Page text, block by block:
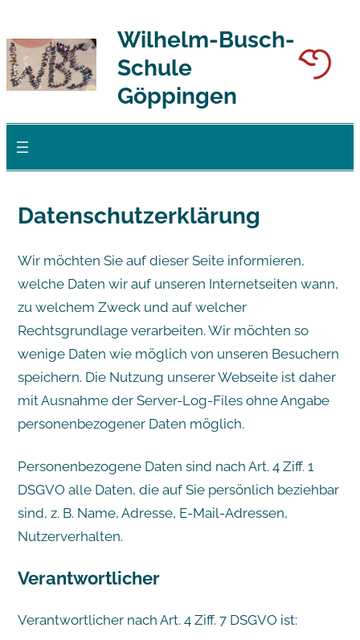
Inhalt
springen
Wilhelm-Busch-
Schule
Göppingen
Datenschutzerklärung
Wir möchten Sie auf dieser Seite informieren,
welche Daten wir auf unseren Internetseiten wann,
zu welchem Zweck und auf welcher
Rechtsgrundlage verarbeiten. Wir möchten so
wenige Daten wie möglich von unseren Besuchern
speichern. Die Nutzung unserer Webseite ist daher
mit Ausnahme der Server-Log-Files ohne Angabe
personenbezogener Daten möglich.
Personenbezogene Daten sind nach Art. 4 Ziff. 1
DSGVO alle Daten, die auf Sie persönlich beziehbar
sind, z. B. Name, Adresse, E-Mail-Adressen,
Nutzerverhalten.
Verantwortlicher
Verantwortlicher nach Art. 4 Ziff. 7 DSGVO ist: